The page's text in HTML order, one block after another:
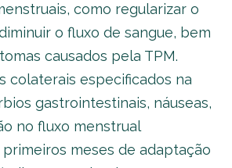
como regularizar o
o fluxo de sangue, bem
causados pela TPM.
colaterais especificados na
gastrointestinais, náuseas,
no fluxo menstrual
meses de adaptação